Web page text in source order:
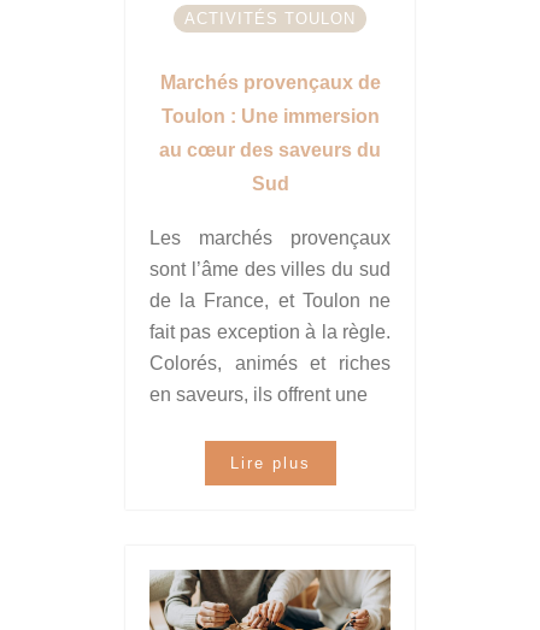
ACTIVITÉS TOULON
Marchés provençaux de
Toulon : Une immersion
au cœur des saveurs du
Sud
Les marchés provençaux
sont l’âme des villes du sud
de la France, et Toulon ne
fait pas exception à la règle.
Colorés, animés et riches
en saveurs, ils offrent une
Lire plus